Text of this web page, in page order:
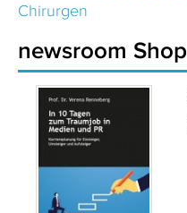
Chirurgen
newsroom Shop